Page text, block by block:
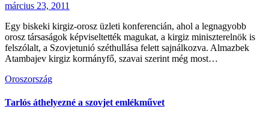
március 23, 2011
Egy biskeki kirgiz-orosz üzleti konferencián, ahol a legnagyobb
orosz társaságok képviseltették magukat, a kirgiz miniszterelnök is
felszólalt, a Szovjetunió széthullása felett sajnálkozva. Almazbek
Atambajev kirgiz kormányfő, szavai szerint még most…
Oroszország
Tarlós áthelyezné a szovjet emlékművet